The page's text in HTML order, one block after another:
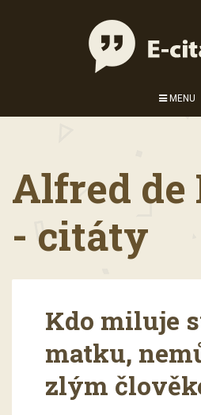
MENU
Alfred de
- citáty
Kdo miluje
matku,
zlým